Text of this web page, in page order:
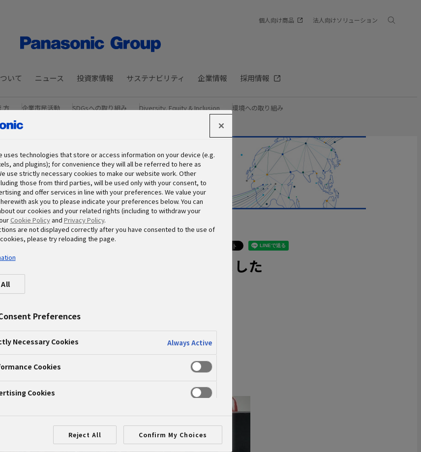
いて ニュース 投資家情報 サステナビリティ 企業情報 採用情報
個人向け商品 法人向けソリューション
方 企業市民活動 SDGsへの取り組み Diversity, Equity & Inclusion
環境への取り組み
ガバナンスの取り組み
ドカーワークショップを開催しました
uses technologies that store or access information on your device (e.g.
and plugins); for convenience they will all be referred to here as
use strictly necessary cookies to make our website work. Other
those from third parties, will be used only with your consent, to
and offer services in line with your preferences. We value your
ask you to please indicate your preferences below. You can
our cookies and your related rights (including to withdraw your
Cookie Policyand Privacy Policy.
are not displayed correctly after you have consented to the use of
please try reloading the page.
Preferences
Necessary Cookies Always Active
Cookies
Cookies
Reject All Confirm My Choices